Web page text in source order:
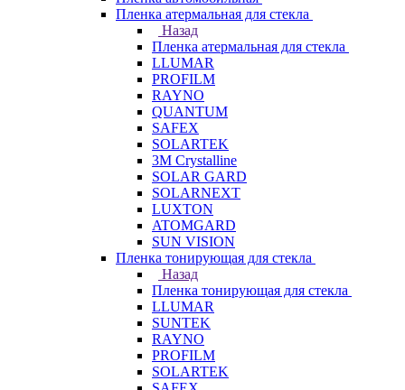
Пленка атермальная для стекла
Назад
Пленка атермальная для стекла
LLUMAR
PROFILM
RAYNO
QUANTUM
SAFEX
SOLARTEK
3M Crystalline
SOLAR GARD
SOLARNEXT
LUXTON
ATOMGARD
SUN VISION
Пленка тонирующая для стекла
Назад
Пленка тонирующая для стекла
LLUMAR
SUNTEK
RAYNO
PROFILM
SOLARTEK